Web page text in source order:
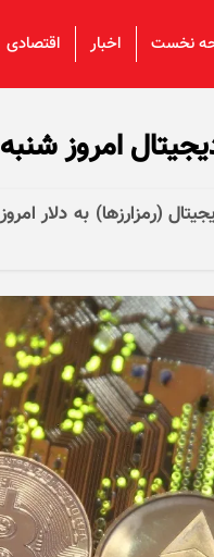
نخست اخبار اقتصادی
۲ خرداد ۱۴۰۵ + جدول